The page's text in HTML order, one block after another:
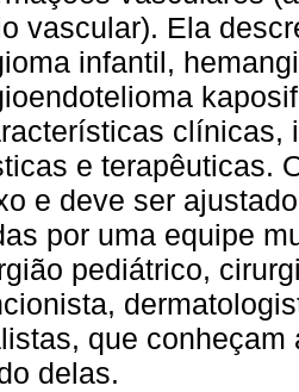
vascular). Ela
infantil,
clínicas,
e terapêuticas.
e deve ser
por uma equipe
pediátrico,
que
delas.